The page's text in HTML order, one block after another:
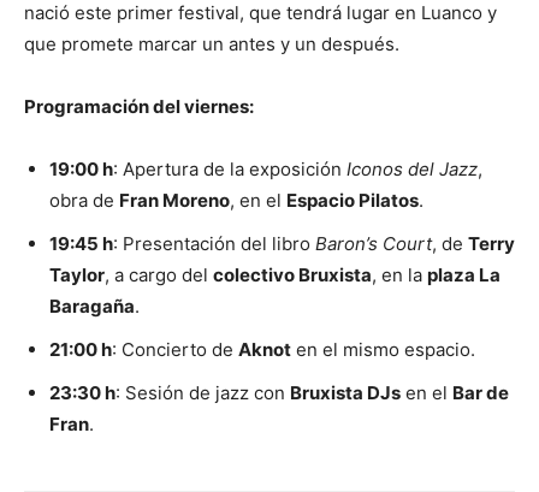
nació este primer festival, que tendrá lugar en Luanco y
que promete marcar un antes y un después.
Programación del viernes:
19:00 h: Apertura de la exposición Iconos del Jazz,
obra de Fran Moreno, en el Espacio Pilatos.
19:45 h: Presentación del libro Baron’s Court, de Terry
Taylor, a cargo del colectivo Bruxista, en la plaza La
Baragaña.
21:00 h: Concierto de Aknot en el mismo espacio.
23:30 h: Sesión de jazz con Bruxista DJs en el Bar de
Fran.